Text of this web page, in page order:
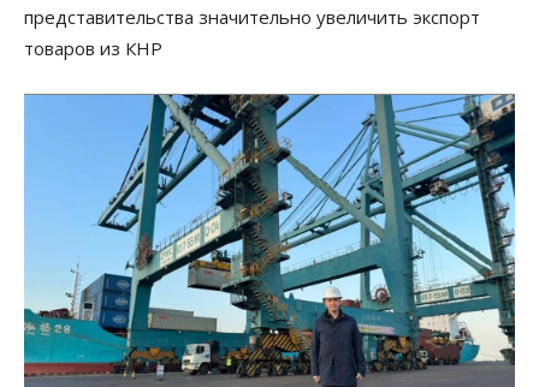
представительства значительно увеличить экспорт
товаров из КНР